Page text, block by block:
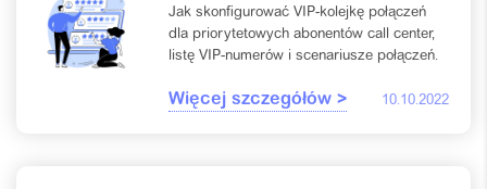
Jak skonfigurować VIP-kolejkę połączeń
dla priorytetowych abonentów call center,
listę VIP-numerów i scenariusze połączeń.
Więcej szczegółów > 10.10.2022